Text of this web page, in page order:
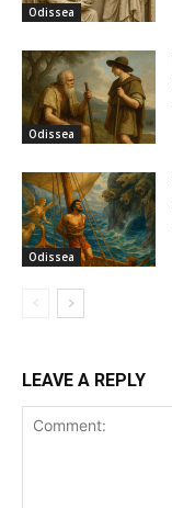
Odissea
Odissea
Odissea
LEAVE A REPLY